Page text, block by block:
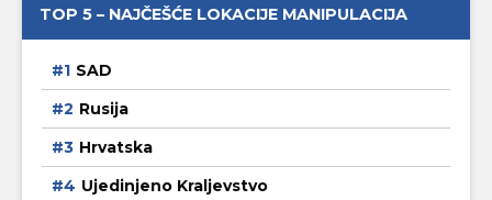
TOP 5 – NAJČEŠĆE LOKACIJE MANIPULACIJA
SAD
Rusija
Hrvatska
Ujedinjeno Kraljevstvo